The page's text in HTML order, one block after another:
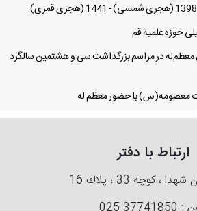
علمیه قم
در مراسم بزرگداشت سی و هشتمین سالگرد
با حضور معظم له
ارتباط با دفتر
، كوچه 33 ، پلاك 16